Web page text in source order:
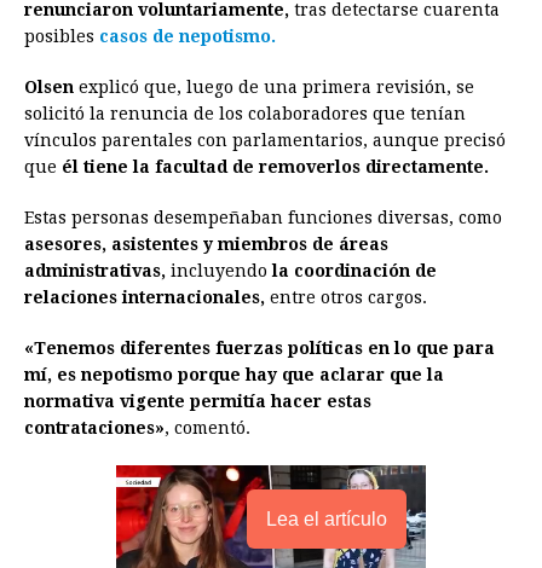
o
k
n
e
A
p
d
r
s
d
n
i
renunciaron voluntariamente, tras detectarse cuarenta
posibles casos de nepotismo.
Olsen explicó que, luego de una primera revisión, se
solicitó la renuncia de los colaboradores que tenían
vínculos parentales con parlamentarios, aunque precisó
que él tiene la facultad de removerlos directamente.
Estas personas desempeñaban funciones diversas, como
asesores, asistentes y miembros de áreas
administrativas, incluyendola coordinación de
relaciones internacionales, entre otros cargos.
«Tenemos diferentes fuerzas políticas en lo que para
mí, es nepotismo porque hay que aclarar que la
normativa vigente permitía hacer estas
contrataciones», comentó.
Lea el artículo